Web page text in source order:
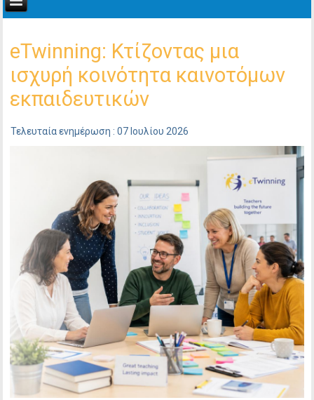
eTwinning: Κτίζοντας μια
ισχυρή κοινότητα καινοτόμων
εκπαιδευτικών
Τελευταία ενημέρωση : 07 Ιουλίου 2026